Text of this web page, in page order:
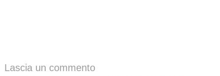
Lascia un commento